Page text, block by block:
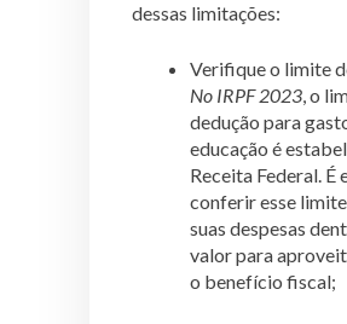
dessas limitações:
Verifique o limite
No IRPF 2023, o
dedução para
educação é
Receita Federal. É
conferir esse
suas despesas
valor para
o benefício fiscal;